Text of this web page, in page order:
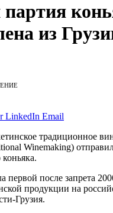
из
LinkedIn Email
традиционное
Winemaking)
первой после запрета
продукции на
Грузия.